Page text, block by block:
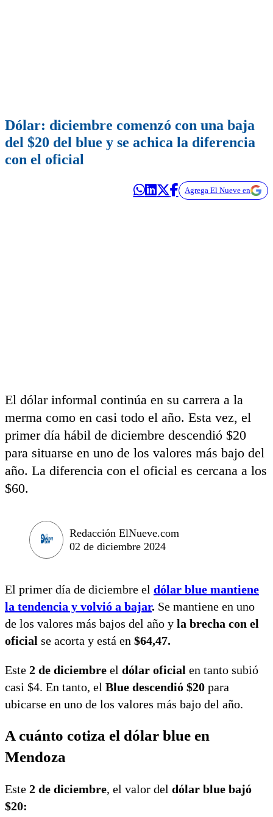
Dólar: diciembre comenzó con una baja
del $20 del blue y se achica la diferencia
con el oficial
Agrega El Nueve en
El dólar informal continúa en su carrera a la
merma como en casi todo el año. Esta vez, el
primer día hábil de diciembre descendió $20
para situarse en uno de los valores más bajo del
año. La diferencia con el oficial es cercana a los
$60.
Redacción ElNueve.com
02 de diciembre 2024
El primer día de diciembre el dólar blue mantiene
la tendencia y volvió a bajar. Se mantiene en uno
de los valores más bajos del año y la brecha con el
oficial se acorta y está en $64,47.
Este 2 de diciembre el dólar oficial en tanto subió
casi $4. En tanto, el Blue descendió $20 para
ubicarse en uno de los valores más bajo del año.
A cuánto cotiza el dólar blue en
Mendoza
Este 2 de diciembre, el valor del dólar blue bajó
$20: